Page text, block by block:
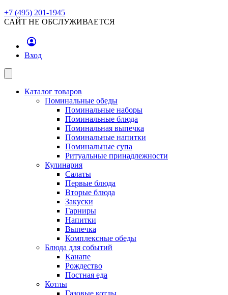
+7 (495) 201-1945
САЙТ НЕ ОБСЛУЖИВАЕТСЯ
Вход
Каталог товаров
Поминальные обеды
Поминальные наборы
Поминальные блюда
Поминальная выпечка
Поминальные напитки
Поминальные супа
Ритуальные принадлежности
Кулинария
Салаты
Первые блюда
Вторые блюда
Закуски
Гарниры
Напитки
Выпечка
Комплексные обеды
Блюда для событий
Канапе
Рождество
Постная еда
Котлы
Газовые котлы